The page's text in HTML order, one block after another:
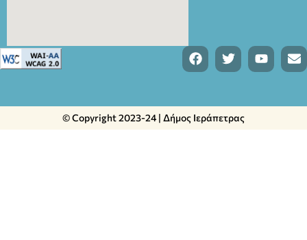
© Copyright 2023-24 | Δήμος Ιεράπετρας